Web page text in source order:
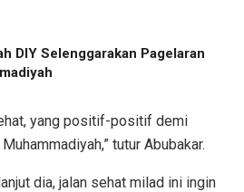
DIY Selenggarakan Pagelaran
yang positif-positif demi
tutur Abubakar.
dia, jalan sehat milad ini ingin